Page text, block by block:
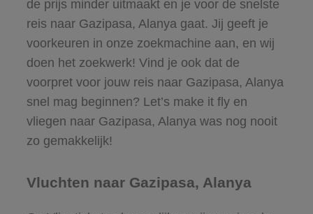
de prijs minder uitmaakt en je voor de snelste
reis naar Gazipasa, Alanya gaat. Jij geeft je
voorkeuren in onze zoekmachine aan, en wij
doen het zoekwerk! Vind je ook dat de
voorpret voor jouw reis naar Gazipasa, Alanya
snel mag beginnen? Let’s make it fly en
vliegen naar Gazipasa, Alanya was nog nooit
zo gemakkelijk!
Vluchten naar Gazipasa, Alanya